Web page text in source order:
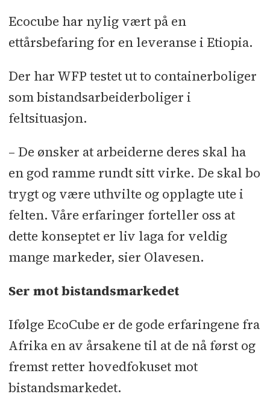
Ecocube har nylig vært på en
ettårsbefaring for en leveranse i Etiopia.
Der har WFP testet ut to containerboliger
som bistandsarbeiderboliger i
feltsituasjon.
– De ønsker at arbeiderne deres skal ha
en god ramme rundt sitt virke. De skal bo
trygt og være uthvilte og opplagte ute i
felten. Våre erfaringer forteller oss at
dette konseptet er liv laga for veldig
mange markeder, sier Olavesen.
Ser mot bistandsmarkedet
Ifølge EcoCube er de gode erfaringene fra
Afrika en av årsakene til at de nå først og
fremst retter hovedfokuset mot
bistandsmarkedet.